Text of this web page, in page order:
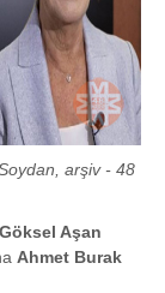
arşiv - 48
Göksel Aşan
Ahmet Burak